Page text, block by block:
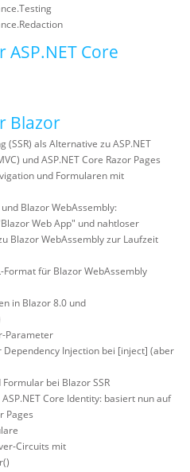
Core
Blazor
(SSR) als Alternative zu ASP.NET
und ASP.NET Core Razor Pages
und Formularen mit
Blazor WebAssembly:
Web App" und nahtloser
Blazor WebAssembly zur Laufzeit
Format für Blazor WebAssembly
in Blazor 8.0 und
Parameter
Injection bei [inject] (aber
bei Blazor SSR
Core Identity: basiert nun auf
Pages
Circuits mit